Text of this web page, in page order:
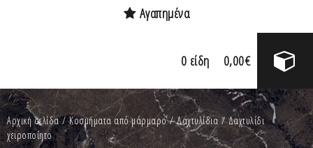
Αγαπημένα
0 είδη 0,00€
Αρχική σελίδα/Κοσμήματα από μάρμαρο/Δαχτυλίδια/ Δαχτυλίδι
χειροποίητο